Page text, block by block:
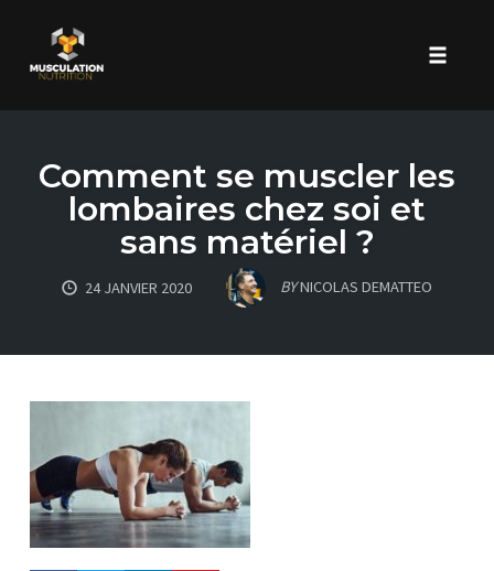
contentComment se muscler les
lombaires chez soi et
sans matériel ?
24 JANVIER 2020 BYNICOLAS DEMATTEO